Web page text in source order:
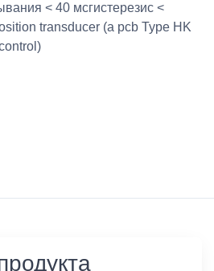
< 40 мсгистерезис <
transducer (a pcb Type HK